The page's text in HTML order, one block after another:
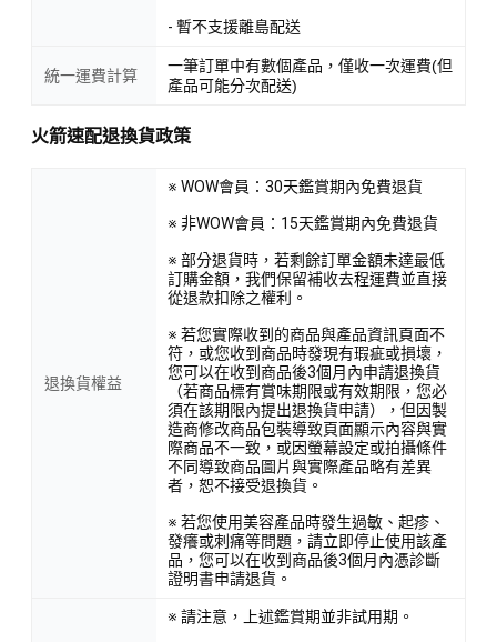
- 暫不支援離島配送
統一運費計算
一筆訂單中有數個產品，僅收一次運費(但
產品可能分次配送)
火箭速配退換貨政策
退換貨權益
※ WOW會員：30天鑑賞期內免費退貨
※ 非WOW會員：15天鑑賞期內免費退貨
※ 部分退貨時，若剩餘訂單金額未達最低
訂購金額，我們保留補收去程運費並直接
從退款扣除之權利。
※ 若您實際收到的商品與產品資訊頁面不
符，或您收到商品時發現有瑕疵或損壞，
您可以在收到商品後3個月內申請退換貨
（若商品標有賞味期限或有效期限，您必
須在該期限內提出退換貨申請），但因製
造商修改商品包裝導致頁面顯示內容與實
際商品不一致，或因螢幕設定或拍攝條件
不同導致商品圖片與實際產品略有差異
者，恕不接受退換貨。
※ 若您使用美容產品時發生過敏、起疹、
發癢或刺痛等問題，請立即停止使用該產
品，您可以在收到商品後3個月內憑診斷
證明書申請退貨。
※ 請注意，上述鑑賞期並非試用期。